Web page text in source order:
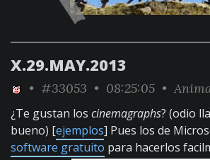
X.29.MAY.2013
• #33053 • 08:25:05 •
¿Te gustan los cinemagraphs? (odio
bueno) [ejemplos] Pues los de
software gratuito para hacerlos